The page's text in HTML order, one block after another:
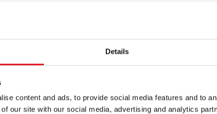
Details
content and ads, to provide social media features and to
our site with our social media, advertising and analytics
spielt eine wichtige Rolle dabei, positive Ergebnisse zu
haben wir uns eine kleine konkrete Geste ausgedacht
Dieses Geschenk, das nützliche Produkte für
zu erinnern, wie wichtig es ist, immer bereit und
Wir werden weiterhin daran arbeiten, dass jeder Tag